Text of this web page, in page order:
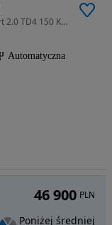
1999 cm3 • 180 KM • Land Rover Discovery Sport 2.0 TD4 150 KM | HSE | 4x4 | Zadbany
Automatyczna
46 900 PLN
Poniżej średniej